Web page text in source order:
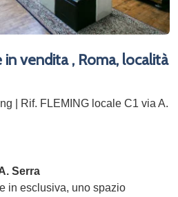
vendita , Roma, località
| Rif. FLEMING locale C1 via A.
Serra
in esclusiva, uno spazio